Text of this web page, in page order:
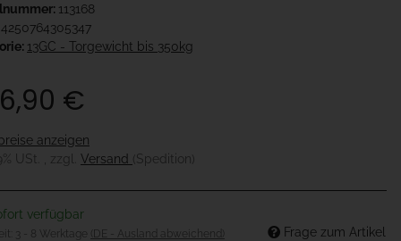
113168
4250764305347
13GC - Torgewicht bis 350kg
€
anzeigen
USt. , zzgl. Versand (Spedition)
verfügbar
3 - 8 Werktage (DE - Ausland abweichend) Frage zum Artikel